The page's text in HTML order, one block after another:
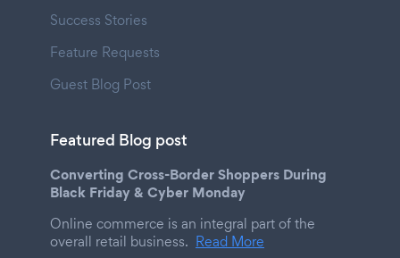
Success Stories
Feature Requests
Guest Blog Post
Featured Blog post
Converting Cross-Border Shoppers During
Black Friday & Cyber Monday
Online commerce is an integral part of the
overall retail business. Read More